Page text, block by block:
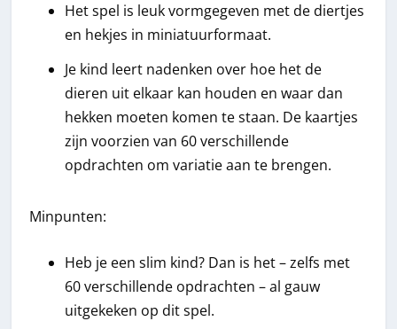
Het spel is leuk vormgegeven met de diertjes
en hekjes in miniatuurformaat.
Je kind leert nadenken over hoe het de
dieren uit elkaar kan houden en waar dan
hekken moeten komen te staan. De kaartjes
zijn voorzien van 60 verschillende
opdrachten om variatie aan te brengen.
Minpunten:
Heb je een slim kind? Dan is het – zelfs met
60 verschillende opdrachten – al gauw
uitgekeken op dit spel.